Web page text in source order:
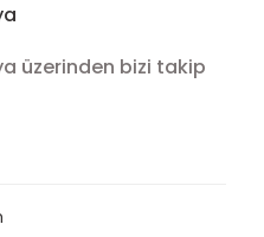
üzerinden bizi takip